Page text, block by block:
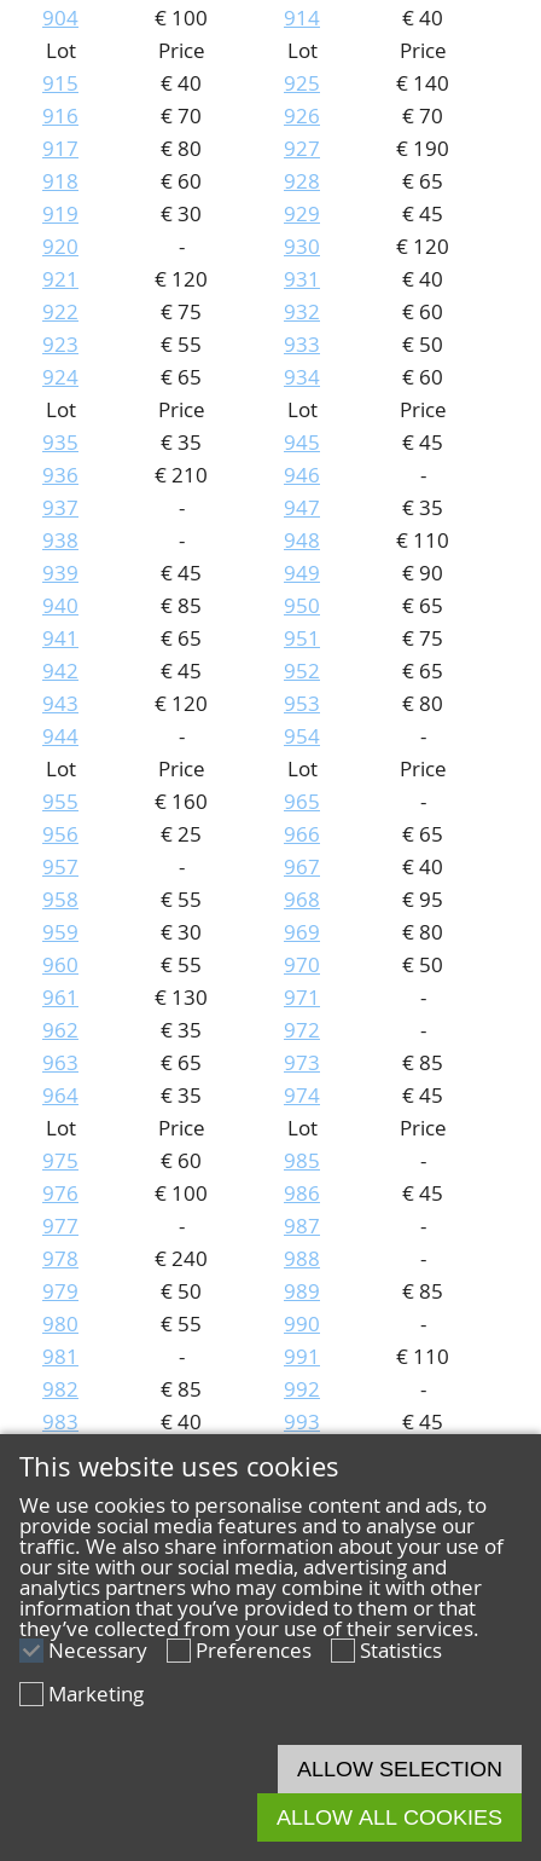
904
€ 100
914
€ 40
Lot
Price
915
€ 40
916
€ 70
917
€ 80
918
€ 60
919
€ 30
920
-
921
€ 120
922
€ 75
923
€ 55
924
€ 65
Lot
Price
925
€ 140
926
€ 70
927
€ 190
928
€ 65
929
€ 45
930
€ 120
931
€ 40
932
€ 60
933
€ 50
934
€ 60
Lot
Price
935
€ 35
936
€ 210
937
-
938
-
939
€ 45
940
€ 85
941
€ 65
942
€ 45
943
€ 120
944
-
Lot
Price
945
€ 45
946
-
947
€ 35
948
€ 110
949
€ 90
950
€ 65
951
€ 75
952
€ 65
953
€ 80
954
-
Lot
Price
955
€ 160
956
€ 25
957
-
958
€ 55
959
€ 30
960
€ 55
961
€ 130
962
€ 35
963
€ 65
964
€ 35
Lot
Price
965
-
966
€ 65
967
€ 40
968
€ 95
969
€ 80
970
€ 50
971
-
972
-
973
€ 85
974
€ 45
Lot
Price
975
€ 60
976
€ 100
977
-
978
€ 240
979
€ 50
980
€ 55
981
-
982
€ 85
983
€ 40
984
Lot
Price
985
-
986
€ 45
987
-
988
-
989
€ 85
990
-
991
€ 110
992
-
993
€ 45
994
995
€ 140
996
€ 70
997
€ 50
998
€ 30
999
1000
1001
1005
-
1006
-
1007
€ 80
1008
€ 85
1009
€ 170
1012
€ 35
1013
-
1014
€ 140
Lot Price
This website uses cookies
We use cookies to personalise content and ads, to
provide social media features and to analyse our
traffic. We also share information about your use of
our site with our social media, advertising and
analytics partners who may combine it with other
information that you’ve provided to them or that
they’ve collected from your use of their services.
Necessary Preferences
Statistics
Marketing
ALLOW SELECTION
ALLOW ALL COOKIES